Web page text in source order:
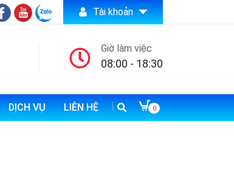
Tài khoản
Giờ làm việc
08:00 - 18:30
DỊCH VỤ LIÊN HỆ 0